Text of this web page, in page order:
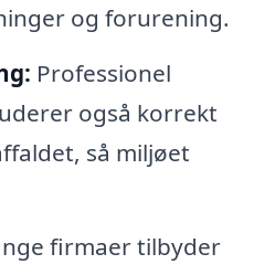
og forurening.
Professionel
også korrekt
så miljøet
firmaer tilbyder